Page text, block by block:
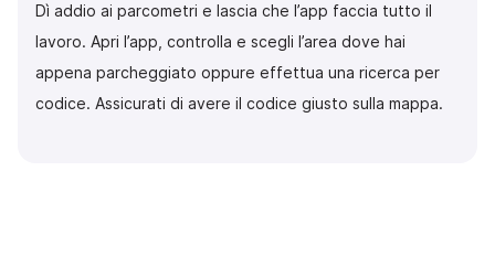
Dì addio ai parcometri e lascia che l’app faccia tutto il
lavoro. Apri l’app, controlla e scegli l’area dove hai
appena parcheggiato oppure effettua una ricerca per
codice. Assicurati di avere il codice giusto sulla mappa.